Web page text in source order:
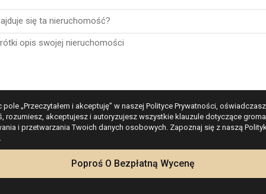
i kupiłem mieszkanie za pośrednictwem agencji nieruchomości
poznać ich agentkę Christinę Dahl, która wydała mi się bardzo
obaw i powiedziała, co chciałbym kupić. Nie muszę chyba dodawać, że
mieszkanie, za które jestem jej dozgonnie wdzięczny. Zdecydowanie
Dahl), gdybym myślał o sprzedaży lub kupnie nieruchomości w
pole „Przeczytałem i akceptuję” w naszej Polityce Prywatności,
rozumiesz, akceptujesz i autoryzujesz wszystkie klauzule dotyczące
i przetwarzania Twoich danych osobowych. Zapoznaj się z naszą
Poproś O Bezpłatną Wycenę